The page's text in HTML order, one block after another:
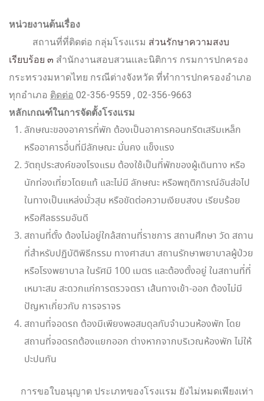
หน่วยงานต้นเรื่อง
สถานที่ที่ติดต่อ กลุ่มโรงเเรม ส่วนรักษาความสงบ
เรียบร้อย ๓ สำนักงานสอบสวนเเละนิติการ กรมการปกครอง
กระทรวงมหาดไทย กรณีต่างจังหวัด ที่ทำการปกครองอำเภอ
ทุกอำเภอ ติดต่อ 02-356-9559 , 02-356-9663
หลักเกณฑ์ในการจัดตั้งโรงแรม
ลักษณะของอาคารที่พัก ต้องเป็นอาคารคอนกรีตเสริมเหล็ก
หรืออาคารอื่นที่มีลักษณะ มั่นคง แข็งแรง
วัตถุประสงค์ของโรงแรม ต้องใช้เป็นที่พักของผู้เดินทาง หรือ
นักท่องเที่ยวโดยแท้ และไม่มี ลักษณะ หรือพฤติการณ์อันส่อไป
ในทางเป็นแหล่งมั่วสุม หรือขัดต่อความเงียบสงบ เรียบร้อย
หรือศีลธรรมอันดี
สถานที่ตั้ง ต้องไม่อยู่ใกล้สถานที่ราชการ สถานศึกษา วัด สถาน
ที่สำหรับปฏิบัติพิธีกรรม ทางศาสนา สถานรักษาพยาบาลผู้ป่วย
หรือโรงพยาบาล ในรัศมี 100 เมตร และต้องตั้งอยู่ ในสถานที่ที่
เหมาะสม สะดวกแก่การตรวจตรา เส้นทางเข้า-ออก ต้องไม่มี
ปัญหาเกี่ยวกับ การจราจร
สถานที่จอดรถ ต้องมีเพียงพอสมดุลกับจำนวนห้องพัก โดย
สถานที่จอดรถต้องแยกออก ต่างหากจากบริเวณห้องพัก ไม่ให้
ปะปนกัน
การขอใบอนุญาต ประเภทของโรงเเรม ยังไม่หมดเพียงเท่า